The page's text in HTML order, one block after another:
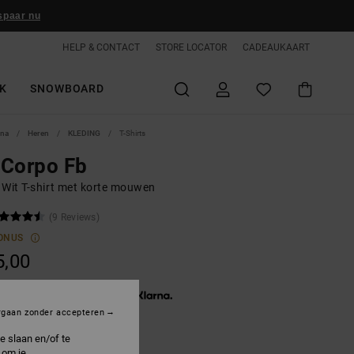
nu
HELP & CONTACT STORE LOCATOR CADEAUKAART
SNOWBOARD
Heren KLEDING T-Shirts
Fb
Wit T-shirt met korte mouwen
(9 Reviews)
slaan en/of te
zonder accepteren